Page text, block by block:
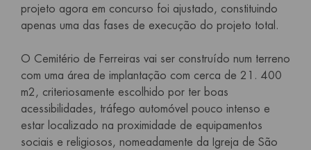
projeto agora em concurso foi ajustado, constituindo
apenas uma das fases de execução do projeto total.
O Cemitério de Ferreiras vai ser construído num terreno
com uma área de implantação com cerca de 21. 400
m2, criteriosamente escolhido por ter boas
acessibilidades, tráfego automóvel pouco intenso e
estar localizado na proximidade de equipamentos
sociais e religiosos, nomeadamente da Igreja de São